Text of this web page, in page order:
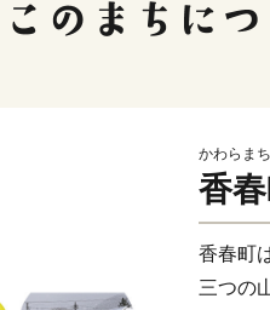
かわらまち
香
香春町
三つの